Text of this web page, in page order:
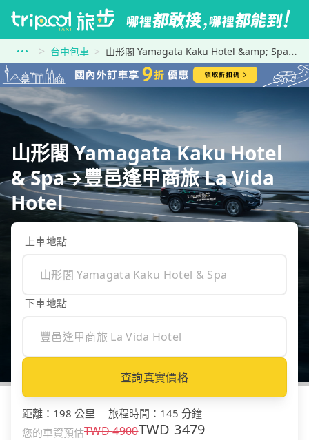
台中包車 山形閣 Yamagata Kaku Hotel &amp; Spa到豐邑逢甲商旅 La Vida Hotel
山形閣 Yamagata Kaku Hotel
& Spa→豐邑逢甲商旅 La Vida
Hotel
上車地點
下車地點
查詢真實價格
距離 ： 198 公里 ｜ 旅程時間 ： 145 分鐘
您的車資預估TWD4900TWD 3479